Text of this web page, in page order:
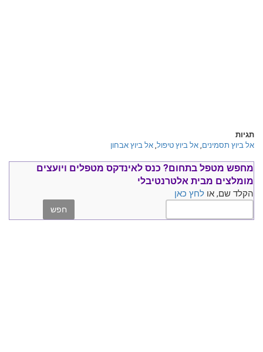
תגיות
אל ביוץ תסמינים, אל ביוץ טיפול, אל ביוץ אבחון
מחפש מטפל בתחום? כנס לאינדקס מטפלים ויועצים
מומלצים מבית אלטרנטיבלי
הקלד שם, או לחץ כאן